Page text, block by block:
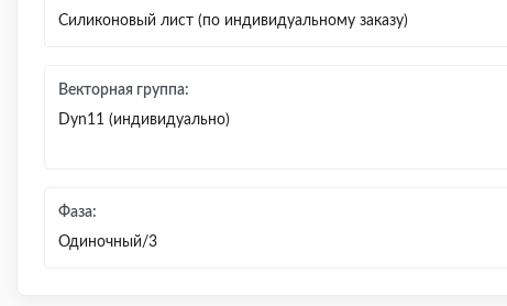
Силиконовый лист (по индивидуальному заказу)
Векторная группа:
Dyn11 (индивидуально)
Фаза:
Одиночный/3